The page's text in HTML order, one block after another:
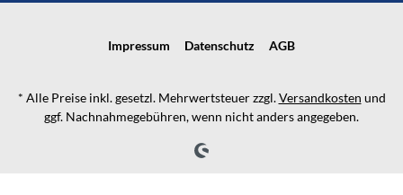
Impressum Datenschutz AGB
* Alle Preise inkl. gesetzl. Mehrwertsteuer zzgl.Versandkosten und
ggf. Nachnahmegebühren, wenn nicht anders angegeben.